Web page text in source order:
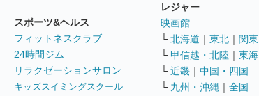
スポーツ&ヘルス
フィットネスクラブ
24時間ジム
リラクゼーションサロン
キッズスイミングスクール
レジャー
映画館
└ 北海道 ｜ 東北 ｜ 関東
└ 甲信越・北陸 ｜ 東海
└ 近畿 ｜ 中国・四国
└ 九州・沖縄 ｜ 全国